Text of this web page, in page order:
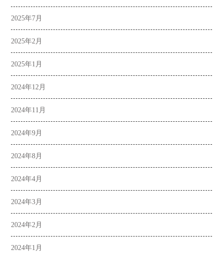
2025年7月
2025年2月
2025年1月
2024年12月
2024年11月
2024年9月
2024年8月
2024年4月
2024年3月
2024年2月
2024年1月